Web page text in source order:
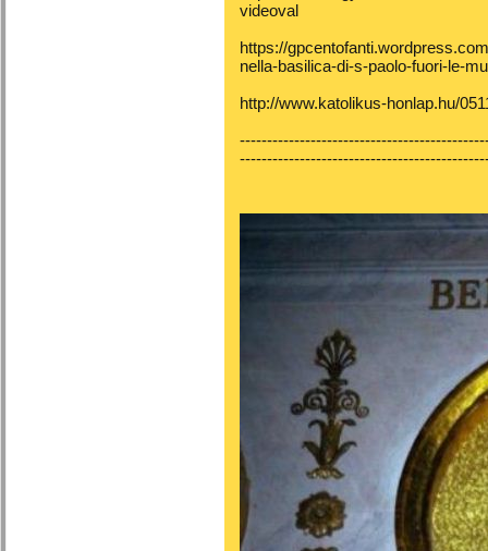
videoval
https://
nella-basilica-di-s-paolo-fuori-le-
http://www.katolikus-honlap.hu/